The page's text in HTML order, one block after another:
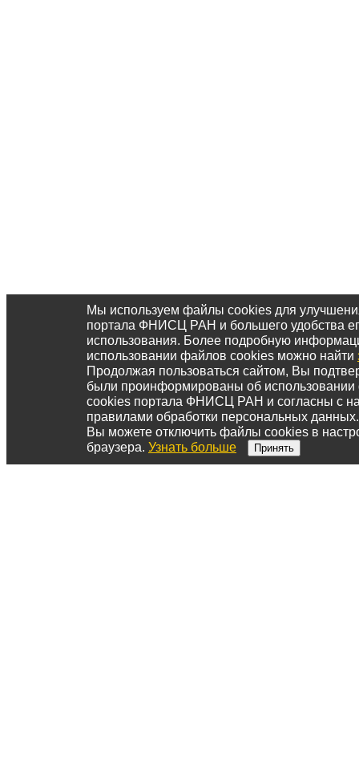
Мы используем файлы cookies для
портала ФНИСЦ РАН и большего удобства
использования. Более подробную
использовании файлов cookies можно найти
Продолжая пользоваться сайтом, Вы
были проинформированы об
cookies портала ФНИСЦ РАН и согласны с
правилами обработки персональных данных.
Вы можете отключить файлы cookies в
браузера. Узнать больше Принять